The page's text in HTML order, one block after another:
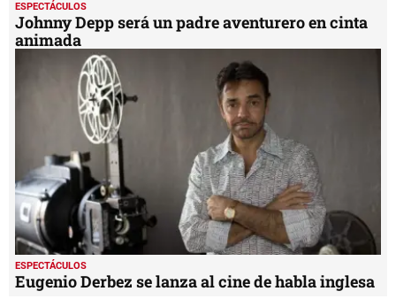
ESPECTÁCULOS
Johnny Depp será un padre aventurero en cinta
animada
ESPECTÁCULOS
Eugenio Derbez se lanza al cine de habla inglesa